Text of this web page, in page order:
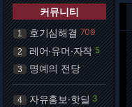
커뮤니티
1 호기심해결 709
2 레어·유머·자작 5
3 명예의 전당
4 자유홍보·핫딜 3